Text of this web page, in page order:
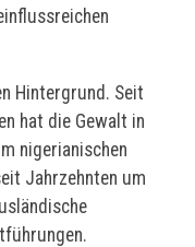
Hintergrund. Seit
hat die Gewalt in
nigerianischen
Jahrzehnten um